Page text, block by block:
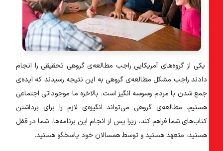
یکی از گروه‌های آمریکایی راجب مطالعه‌ی گروهی تحقیقی را انجام
دادند راجب مشکل مطالعه‌ی گروهی به این نتیجه رسیدند که ایده‌ی
جمع شدن با مردم وسوسه انگیز است. بالاخره ما موجوداتی اجتماعی
هستیم. مطالعه‌ی گروهی می‌تواند انگیزه‌ی لازم را برای برداشتن
کتاب‌های شما فراهم کند، زیرا پس از انجام این برنامه‌ها، شما در قفل
هستید، متعهد هستید و توسط همسالان خود پاسخگو هستید.